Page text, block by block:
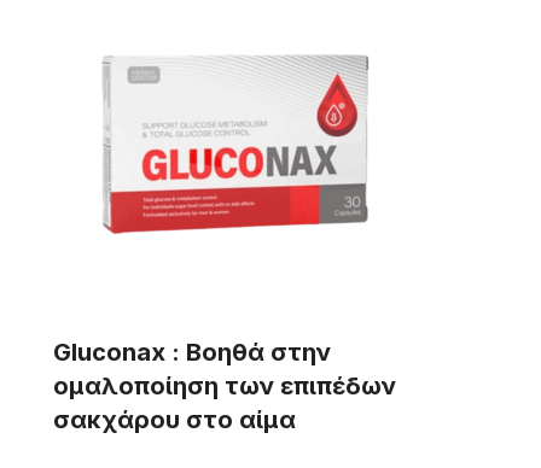
Gluconax : Βοηθά στην
ομαλοποίηση των επιπέδων
σακχάρου στο αίμα